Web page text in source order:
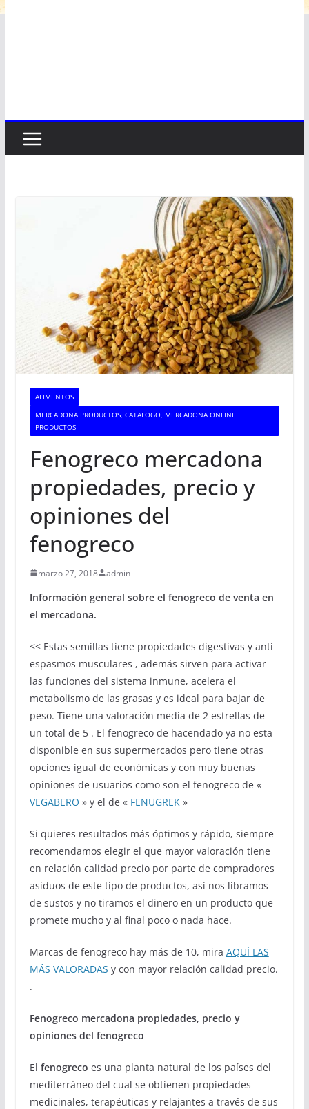
ALIMENTOS
MERCADONA PRODUCTOS, CATALOGO, MERCADONA ONLINE
PRODUCTOS
Fenogreco mercadona
propiedades, precio y
opiniones del
fenogreco
marzo 27, 2018 admin
Información general sobre el fenogreco de venta en
el mercadona.
<< Estas semillas tiene propiedades digestivas y anti
espasmos musculares , además sirven para activar
las funciones del sistema inmune, acelera el
metabolismo de las grasas y es ideal para bajar de
peso. Tiene una valoración media de 2 estrellas de
un total de 5 . El fenogreco de hacendado ya no esta
disponible en sus supermercados pero tiene otras
opciones igual de económicas y con muy buenas
opiniones de usuarios como son el fenogreco de «
VEGABERO » y el de «FENUGREK »
Si quieres resultados más óptimos y rápido, siempre
recomendamos elegir el que mayor valoración tiene
en relación calidad precio por parte de compradores
asiduos de este tipo de productos, así nos libramos
de sustos y no tiramos el dinero en un producto que
promete mucho y al final poco o nada hace.
Marcas de fenogreco hay más de 10, mira AQUÍ LAS
MÁS VALORADAS y con mayor relación calidad precio.
.
Fenogreco mercadona propiedades, precio y
opiniones del fenogreco
El fenogreco es una planta natural de los países del
mediterráneo del cual se obtienen propiedades
medicinales, terapéuticas y relajantes a través de sus